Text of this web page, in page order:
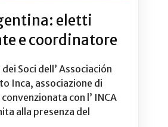
eletti
e coordinatore
dei Soci dell’ Associación
Inca, associazione di
con l’ INCA
alla presenza del